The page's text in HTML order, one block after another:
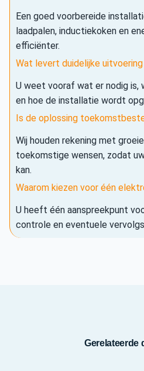
Een goed voorbereide
laadpalen, inductiekoken en
efficiënter.
Wat levert duidelijke uitvoering
U weet vooraf wat er nodig
en hoe de installatie wordt
Is de oplossing
Wij houden rekening met
toekomstige wensen, zodat
kan.
Waarom kiezen voor één
U heeft één aanspreekpunt
controle en eventuele
Gerelateerde